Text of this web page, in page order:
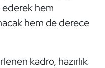
ederek hem
hem de derece
kadro, hazırlık